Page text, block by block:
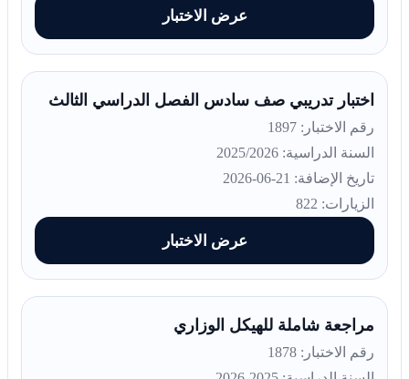
عرض الاختبار
اختبار تدريبي صف سادس الفصل الدراسي الثالث
رقم الاختبار: 1897
السنة الدراسية: 2025/2026
تاريخ الإضافة: 21-06-2026
الزيارات: 822
عرض الاختبار
مراجعة شاملة للهيكل الوزاري
رقم الاختبار: 1878